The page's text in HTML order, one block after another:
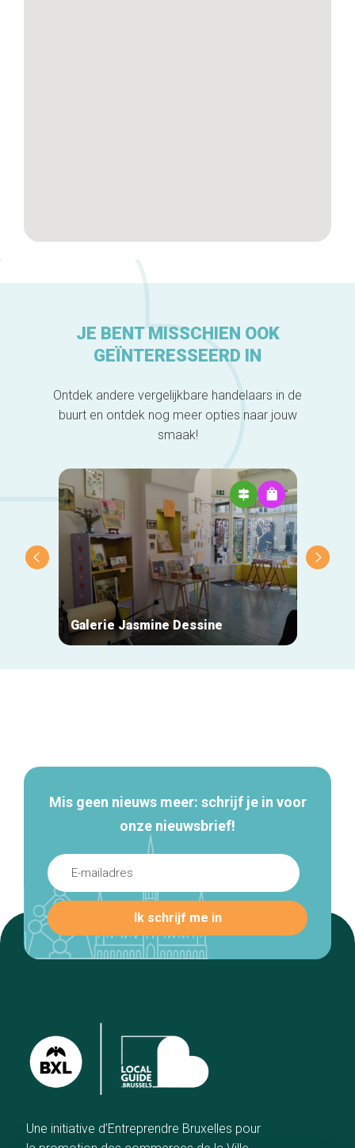
JE BENT MISSCHIEN OOK
GEÏNTERESSEERD IN
Ontdek andere vergelijkbare handelaars in de
buurt en ontdek nog meer opties naar jouw
smaak!
Galerie Jasmine Dessine
Mis geen nieuws meer: schrijf je in voor
onze nieuwsbrief!
Une initiative d’Entreprendre Bruxelles pour